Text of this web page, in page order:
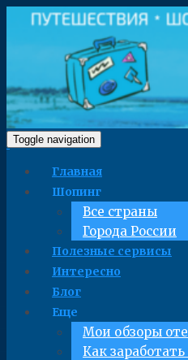
Toggle navigation
Главная
Шопинг
Все страны
Города России
Полезные сервисы
Интересно
Блог
Еще
Мои обзоры
Как